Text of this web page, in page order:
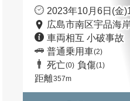
2023年10月6日(金
広島市南区宇品海
車両相互 小破事故
普通乗用車(2)
死亡(0) 負傷(1)
距離357m